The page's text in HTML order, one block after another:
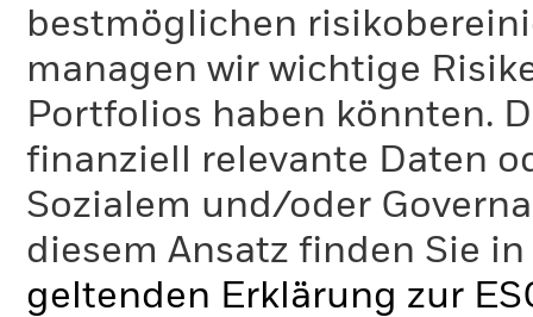
bestmöglichen
managen wir wichtige
Portfolios haben könnten.
finanziell relevante Daten
Sozialem und/oder
diesem Ansatz finden Sie
geltenden Erklärung zur